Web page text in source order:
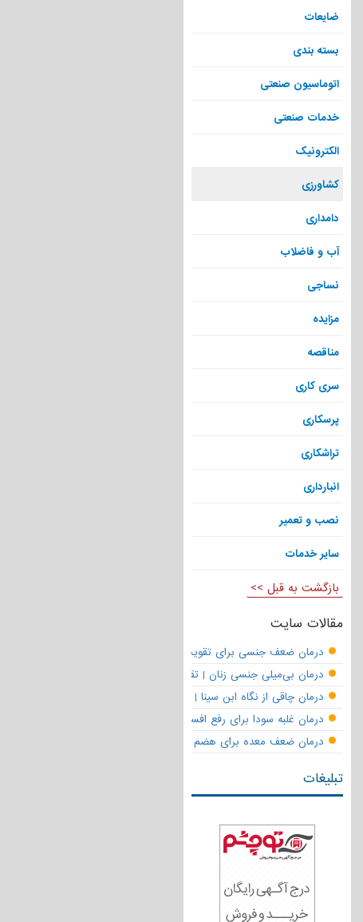
ضایعات
بسته بندی
اتوماسیون صنعتی
خدمات صنعتی
الکترونیک
کشاورزی
دامداری
آب و فاضلاب
نساجی
مزایده
مناقصه
سری کاری
پرسکاری
تراشکاری
انبارداری
نصب و تعمیر
سایر خدمات
بازگشت به قبل >>
مقالات سایت
درمان ضعف جنسی برای تقویت قوای مردانه | تقویت نعوظ و رفع زودانزالی
درمان بی‌میلی جنسی زنان | تقویت قوای جنسی و بازگشت لذت
درمان چاقی از نگاه ابن سینا | نسخه حکما برای کاهش وزن طبیعی
درمان غلبه سودا برای رفع افسردگی
درمان ضعف معده برای هضم قوی
تبلیغات